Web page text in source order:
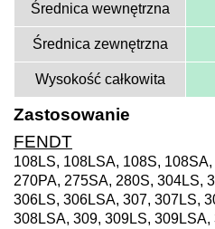
Średnica wewnętrzna
Średnica zewnętrzna
Wysokość całkowita
Zastosowanie
FENDT
108LS, 108LSA, 108S,
270PA, 275SA, 280S, 304LS,
306LS, 306LSA, 307, 307LS,
308LSA, 309, 309LS,